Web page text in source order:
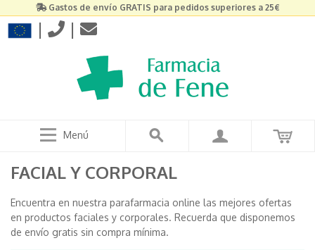
Gastos de envío GRATIS para pedidos superiores a 25€
| |
Menú
FACIAL Y CORPORAL
Encuentra en nuestra parafarmacia online las mejores ofertas
en productos faciales y corporales. Recuerda que disponemos
de envío gratis sin compra mínima.